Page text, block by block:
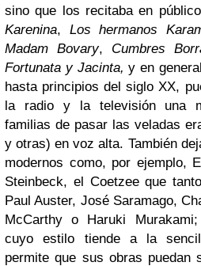
sino que los recitaba en
Karenina, Los hermanos
Madam Bovary, Cumbres
Fortunata y Jacinta,y en
hasta principios del siglo XX,
la radio y la televisión una
familias de pasar las veladas
y otras) en voz alta. También
modernos como, por ejemplo,
Steinbeck, el Coetzee que
Paul Auster, José Saramago,
McCarthy o Haruki
cuyo estilo tiende a la
permite que sus obras puedan